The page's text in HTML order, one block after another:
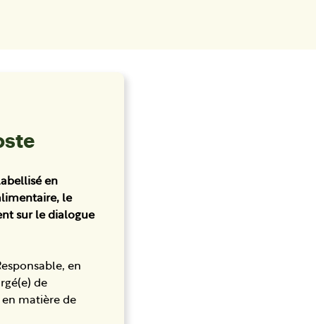
en
le
sur le dialogue
en
de
matière de